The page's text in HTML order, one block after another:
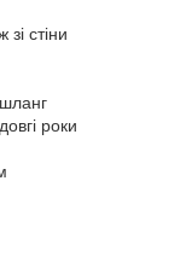
стіни
роки